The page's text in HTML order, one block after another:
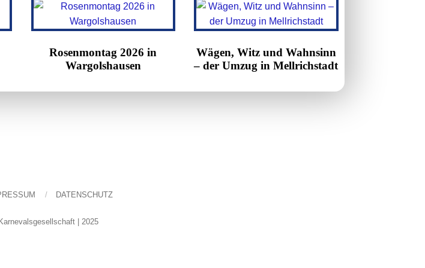
Rosenmontag 2026 in
Wargolshausen
Wägen, Witz und Wahnsinn
– der Umzug in Mellrichstadt
DATENSCHUTZ
| 2025